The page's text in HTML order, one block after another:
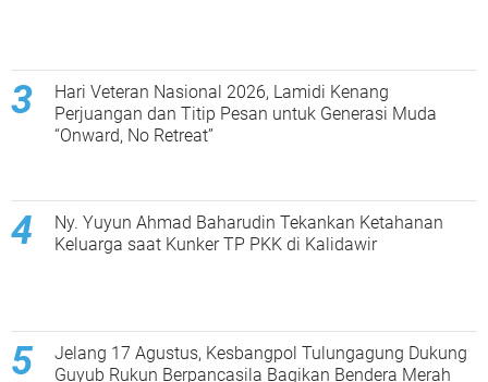
Hari Veteran Nasional 2026, Lamidi Kenang
Perjuangan dan Titip Pesan untuk Generasi Muda
“Onward, No Retreat”
Ny. Yuyun Ahmad Baharudin Tekankan Ketahanan
Keluarga saat Kunker TP PKK di Kalidawir
Jelang 17 Agustus, Kesbangpol Tulungagung Dukung
Guyub Rukun Berpancasila Bagikan Bendera Merah